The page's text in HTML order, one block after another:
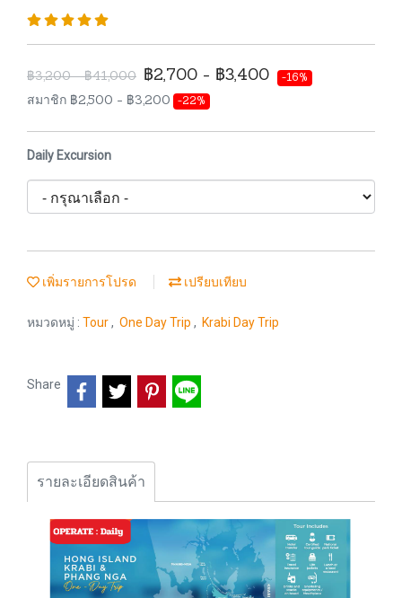
฿3,200 - ฿41,000 ฿2,700 - ฿3,400 -16%
สมาชิก ฿2,500 - ฿3,200 -22%
Daily Excursion
เพิ่มรายการโปรด เปรียบเทียบ
หมวดหมู่ : Tour, One Day Trip , Krabi Day Trip
Share
รายละเอียดสินค้า